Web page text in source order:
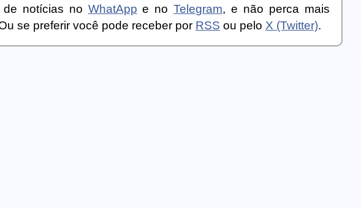
notícias no WhatApp e noTelegram, e não perca mais
se preferir você pode receber por RSS ou pelo X (Twitter).